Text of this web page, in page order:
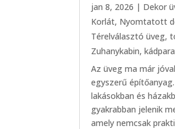
jan 8, 2026 | Dekor
Korlát, Nyomtatott
Térelválasztó üveg,
Zuhanykabin,
Az üveg ma már
egyszerű
lakásokban és
gyakrabban jelenik
amely nemcsak